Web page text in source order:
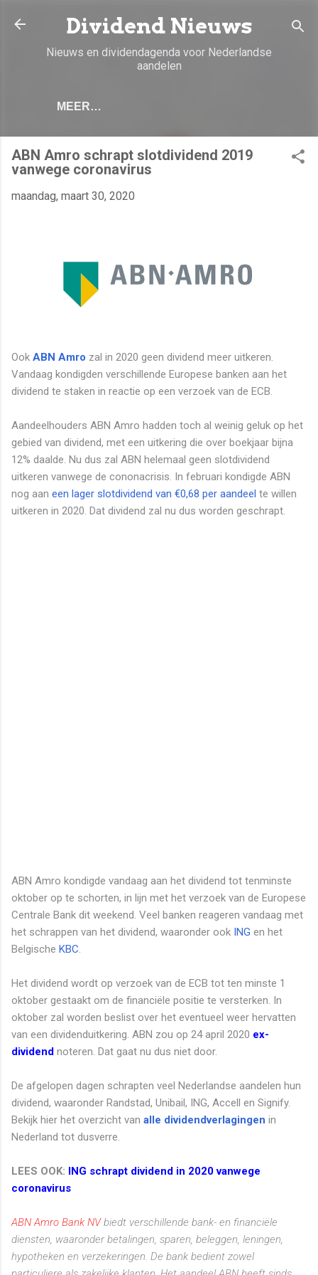
Doorgaan naar hoofdcontent
Dividend Nieuws
Nieuws en dividendagenda voor Nederlandse
aandelen
MEER…
ABN Amro schrapt slotdividend 2019
vanwege coronavirus
maandag, maart 30, 2020
Ook ABN Amro zal in 2020 geen dividend meer uitkeren.
Vandaag kondigden verschillende Europese banken aan het
dividend te staken in reactie op een verzoek van de ECB.
Aandeelhouders ABN Amro hadden toch al weinig geluk op het
gebied van dividend, met een uitkering die over boekjaar bijna
12% daalde. Nu dus zal ABN helemaal geen slotdividend
uitkeren vanwege de cononacrisis. In februari kondigde ABN
nog aan een lager slotdividend van €0,68 per aandeel te willen
uitkeren in 2020. Dat dividend zal nu dus worden geschrapt.
ABN Amro kondigde vandaag aan het dividend tot tenminste
oktober op te schorten, in lijn met het verzoek van de Europese
Centrale Bank dit weekend. Veel banken reageren vandaag met
het schrappen van het dividend, waaronder ook ING en het
Belgische KBC
Het dividend wordt op verzoek van de ECB tot ten minste 1
oktober gestaakt om de financiële positie te versterken. In
oktober zal worden beslist over het eventueel weer hervatten
van een dividenduitkering. ABN zou op 24 april 2020 ex-
dividend noteren. Dat gaat nu dus niet door.
De afgelopen dagen schrapten veel Nederlandse aandelen hun
dividend, waaronder Randstad, Unibail, ING, Accell en Signify.
Bekijk hier het overzicht van alle dividendverlagingen in
Nederland tot dusverre.
LEES OOK: ING schrapt dividend in 2020 vanwege
coronavirus
ABN Amro Bank NVbiedt verschillende bank- en financiële
diensten, waaronder betalingen, sparen, beleggen, leningen,
hypotheken en verzekeringen. De bank bedient zowel